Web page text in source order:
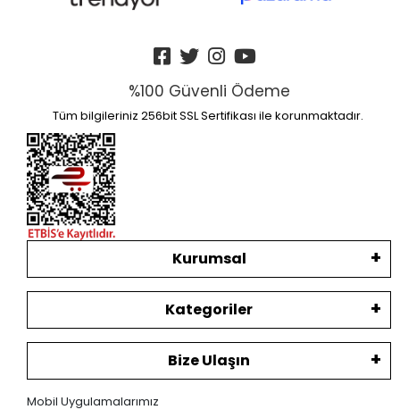
%100 Güvenli Ödeme
Tüm bilgileriniz 256bit SSL Sertifikası ile korunmaktadır.
Kurumsal
Kategoriler
Bize Ulaşın
Mobil Uygulamalarımız